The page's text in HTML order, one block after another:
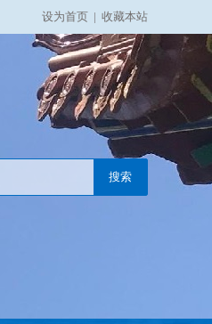
设为首页 | 收藏本站